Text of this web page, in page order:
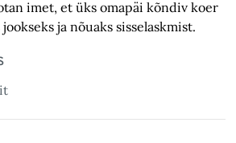
imet, et üks omapäi kõndiv koer
ja nõuaks sisselaskmist.